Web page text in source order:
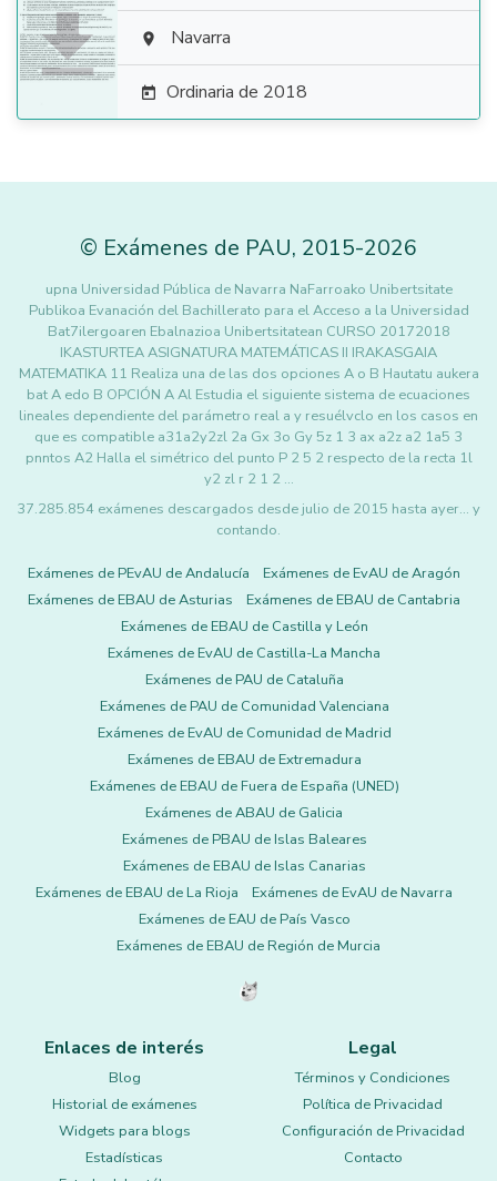
  Navarra
 Ordinaria de 2018
© Exámenes de PAU, 2015-2026
upna Universidad Pública de Navarra NaFarroako Unibertsitate
Publikoa Evanación del Bachillerato para el Acceso a la Universidad
Bat7ilergoaren Ebalnazioa Unibertsitatean CURSO 20172018
IKASTURTEA ASIGNATURA MATEMÁTICAS II IRAKASGAIA
MATEMATIKA 11 Realiza una de las dos opciones A o B Hautatu aukera
bat A edo B OPCIÓN A Al Estudia el siguiente sistema de ecuaciones
lineales dependiente del parámetro real a y resuélvclo en los casos en
que es compatible a31a2y2zl 2a Gx 3o Gy 5z 1 3 ax a2z a2 1a5 3
pnntos A2 Halla el simétrico del punto P 2 5 2 respecto de la recta 1l
y2 zl r 2 1 2 …
37.285.854 exámenes descargados desde julio de 2015 hasta ayer... y
contando.
Exámenes de PEvAU de Andalucía
Exámenes de EvAU de Aragón
Exámenes de EBAU de Asturias
Exámenes de EBAU de Cantabria
Exámenes de EBAU de Castilla y León
Exámenes de EvAU de Castilla-La Mancha
Exámenes de PAU de Cataluña
Exámenes de PAU de Comunidad Valenciana
Exámenes de EvAU de Comunidad de Madrid
Exámenes de EBAU de Extremadura
Exámenes de EBAU de Fuera de España (UNED)
Exámenes de ABAU de Galicia
Exámenes de PBAU de Islas Baleares
Exámenes de EBAU de Islas Canarias
Exámenes de EBAU de La Rioja
Exámenes de EvAU de Navarra
Exámenes de EAU de País Vasco
Exámenes de EBAU de Región de Murcia
Enlaces de interés
Blog
Historial de exámenes
Widgets para blogs
Estadísticas
Legal
Términos y Condiciones
Política de Privacidad
Configuración de Privacidad
Contacto